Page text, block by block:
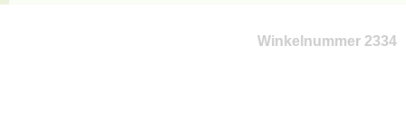
Winkelnummer 2334